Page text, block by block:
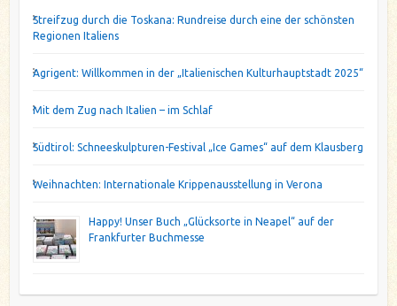
Streifzug durch die Toskana: Rundreise durch eine der schönsten
Regionen Italiens
Agrigent: Willkommen in der „Italienischen Kulturhauptstadt 2025“
Mit dem Zug nach Italien – im Schlaf
Südtirol: Schneeskulpturen-Festival „Ice Games“ auf dem Klausberg
Weihnachten: Internationale Krippenausstellung in Verona
Happy! Unser Buch „Glücksorte in Neapel“ auf der
Frankfurter Buchmesse